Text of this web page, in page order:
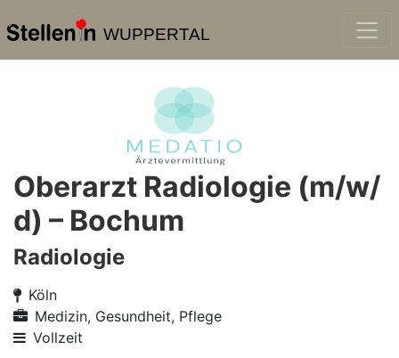
WUPPERTAL
Oberarzt Radiologie (m/w/
d) – Bochum
Radiologie
Köln
Medizin, Gesundheit, Pflege
Vollzeit